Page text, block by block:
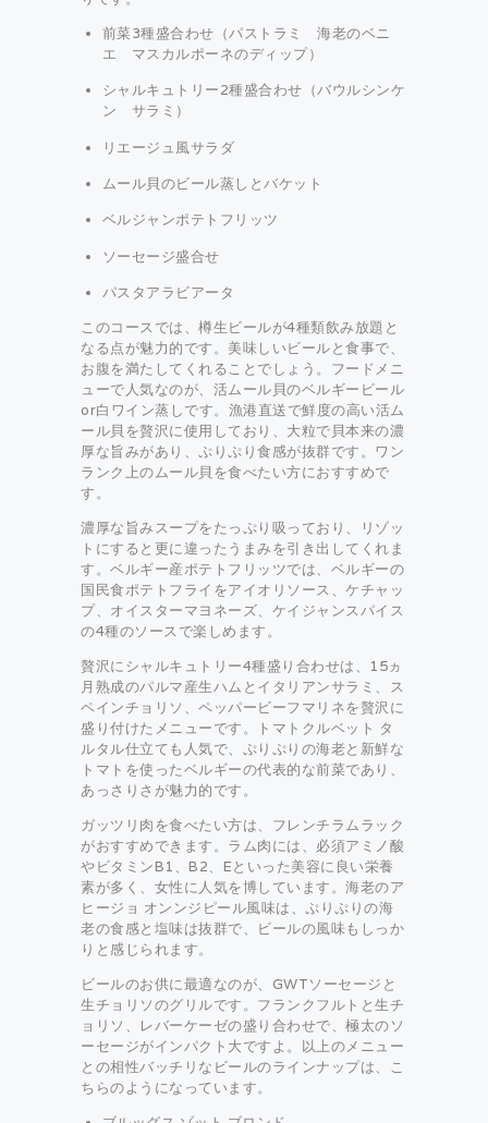
前菜3種盛合わせ（パストラミ 海老のベニ
エ マスカルポーネのディップ）
シャルキュトリー2種盛合わせ（バウルシンケ
ン サラミ）
リエージュ風サラダ
ムール貝のビール蒸しとバケット
ベルジャンポテトフリッツ
ソーセージ盛合せ
パスタアラビアータ
このコースでは、樽生ビールが4種類飲み放題と
なる点が魅力的です。美味しいビールと食事で、
お腹を満たしてくれることでしょう。フードメニ
ューで人気なのが、活ムール貝のベルギービール
or白ワイン蒸しです。漁港直送で鮮度の高い活ム
ール貝を贅沢に使用しており、大粒で貝本来の濃
厚な旨みがあり、ぷりぷり食感が抜群です。ワン
ランク上のムール貝を食べたい方におすすめで
す。
濃厚な旨みスープをたっぷり吸っており、リゾッ
トにすると更に違ったうまみを引き出してくれま
す。ベルギー産ポテトフリッツでは、ベルギーの
国民食ポテトフライをアイオリソース、ケチャッ
プ、オイスターマヨネーズ、ケイジャンスパイス
の4種のソースで楽しめます。
贅沢にシャルキュトリー4種盛り合わせは、15ヵ
月熟成のパルマ産生ハムとイタリアンサラミ、ス
ペインチョリソ、ペッパービーフマリネを贅沢に
盛り付けたメニューです。トマトクルベット タ
ルタル仕立ても人気で、ぷりぷりの海老と新鮮な
トマトを使ったベルギーの代表的な前菜であり、
あっさりさが魅力的です。
ガッツリ肉を食べたい方は、フレンチラムラック
がおすすめできます。ラム肉には、必須アミノ酸
やビタミンB1、B2、Eといった美容に良い栄養
素が多く、女性に人気を博しています。海老のア
ヒージョ オンンジピール風味は、ぷりぷりの海
老の食感と塩味は抜群で、ビールの風味もしっか
りと感じられます。
ビールのお供に最適なのが、GWTソーセージと
生チョリソのグリルです。フランクフルトと生チ
ョリソ、レバーケーゼの盛り合わせで、極太のソ
ーセージがインパクト大ですよ。以上のメニュー
との相性バッチリなビールのラインナップは、こ
ちらのようになっています。